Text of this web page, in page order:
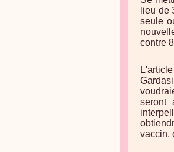
lieu de
seule
contre
seront
vaccin,